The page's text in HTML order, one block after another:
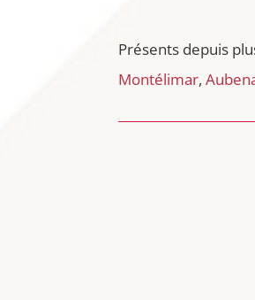
Présents depuis
Montélimar,